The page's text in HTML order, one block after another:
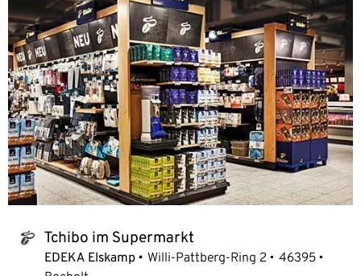
tchibo_logo Tchibo im Supermarkt
EDEKA Elskamp Willi-Pattberg-Ring 2
46395